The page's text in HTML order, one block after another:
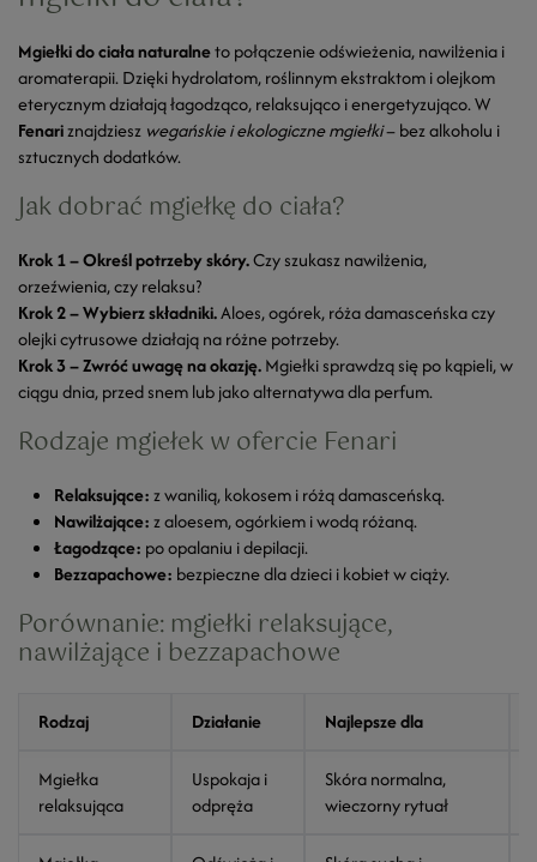
Mgiełki do ciała naturalneto połączenie odświeżenia, nawilżenia i
aromaterapii. Dzięki hydrolatom, roślinnym ekstraktom i olejkom
eterycznym działają łagodząco, relaksująco i energetyzująco. W
Fenariznajdziesz wegańskie i ekologiczne mgiełki– bez alkoholu i
sztucznych dodatków.
Jak dobrać mgiełkę do ciała?
Krok 1 – Określ potrzeby skóry.Czy szukasz nawilżenia,
orzeźwienia, czy relaksu?
Krok 2 – Wybierz składniki.Aloes, ogórek, róża damasceńska czy
olejki cytrusowe działają na różne potrzeby.
Krok 3 – Zwróć uwagę na okazję.Mgiełki sprawdzą się po kąpieli, w
ciągu dnia, przed snem lub jako alternatywa dla perfum.
Rodzaje mgiełek w ofercie Fenari
Relaksujące:z wanilią, kokosem i różą damasceńską.
Nawilżające:z aloesem, ogórkiem i wodą różaną.
Łagodzące: po opalaniu i depilacji.
Bezzapachowe: bezpieczne dla dzieci i kobiet w ciąży.
Porównanie: mgiełki relaksujące,
nawilżające i bezzapachowe
Rodzaj Działanie Najlepsze dla
Mgiełka
relaksująca
Uspokaja i
odpręża
Skóra normalna,
wieczorny rytuał